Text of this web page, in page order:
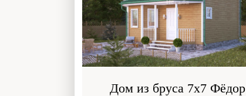
Дом из бруса 7x7 Фёдор